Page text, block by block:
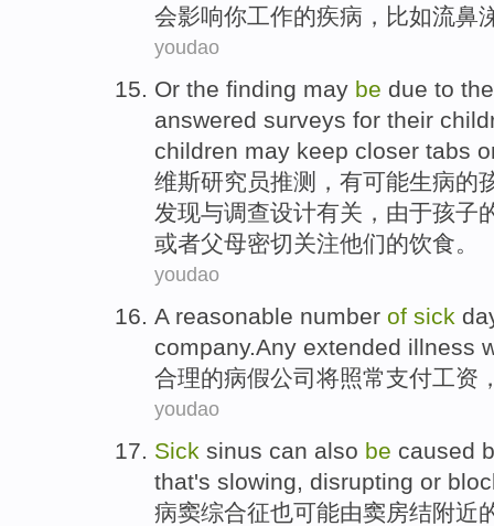
会影响你工作的疾病 ， 比如流鼻
youdao
Or the finding may be due to
answered surveys for their
children may keep closer tabs
维斯研究员推测， 有可能生病的
发现与调查设计有关， 由于孩子
或者父母密切关注他们的饮食。
youdao
A reasonable number of sick
company.Any extended illness
合理的病假公司 将照常支付工资
youdao
Sick sinus can also be caused
that's slowing, disrupting or
病窦综合征也可能由窦房结附近